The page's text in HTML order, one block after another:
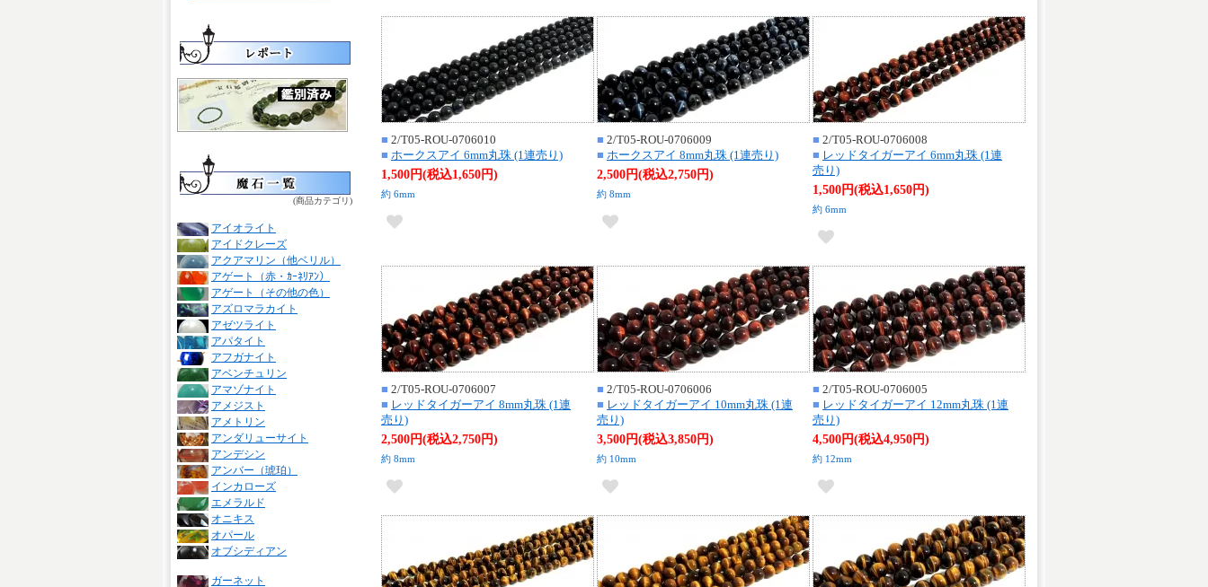
(商品カテゴリ)
アイオライト
アイドクレーズ
アクアマリン（他ベリル）
アゲート（赤・ｶｰﾈﾘｱﾝ）
アゲート（その他の色）
アズロマラカイト
アゼツライト
アパタイト
アフガナイト
アベンチュリン
アマゾナイト
アメジスト
アメトリン
アンダリューサイト
アンデシン
アンバー（琥珀）
インカローズ
エメラルド
オニキス
オパール
オブシディアン
ガーネット
■ 2/T05-ROU-0706010
■ ホークスアイ 6mm丸珠 (1連売り)
1,500円(税込1,650円)
約 6mm
■ 2/T05-ROU-0706009
■ ホークスアイ 8mm丸珠 (1連売り)
2,500円(税込2,750円)
約 8mm
■ 2/T05-ROU-0706008
■ レッドタイガーアイ 6mm丸珠 (1連
売り)
1,500円(税込1,650円)
約 6mm
■ 2/T05-ROU-0706007
■ レッドタイガーアイ 8mm丸珠 (1連
売り)
2,500円(税込2,750円)
約 8mm
■ 2/T05-ROU-0706006
■ レッドタイガーアイ 10mm丸珠 (1連
売り)
3,500円(税込3,850円)
約 10mm
■ 2/T05-ROU-0706005
■ レッドタイガーアイ 12mm丸珠 (1連
売り)
4,500円(税込4,950円)
約 12mm